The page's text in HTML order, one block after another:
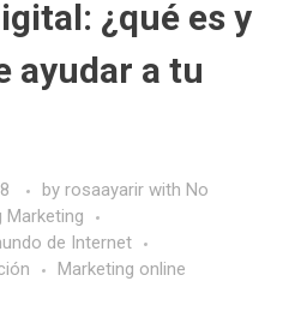
¿qué es y
ayudar a tu
by rosaayarir with No
Marketing
de Internet
Marketing online